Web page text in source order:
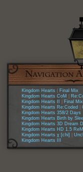
Kingdom Hearts
Final Mix
Kingdom Hearts CoM
Kingdom Hearts II
Final Mix
Kingdom Hearts Re:Coded
Kingdom Hearts 358/2 Days
Kingdom Hearts Birth by
Kingdom Hearts 3D Dream
Kingdom Hearts HD 1.5
Kingdom Hearts χ [chi]
Kingdom Hearts III